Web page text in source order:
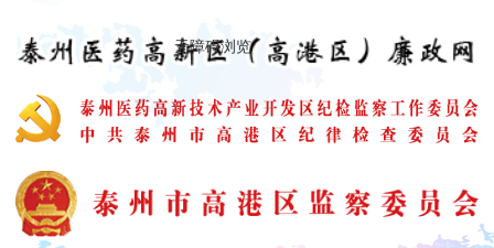
无障碍浏览